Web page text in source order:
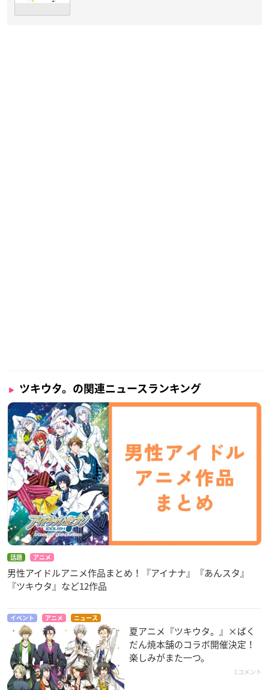
ツキウタ。の関連ニュースランキング
話題 アニメ
男性アイドルアニメ作品まとめ！『アイナナ』『あんスタ』
『ツキウタ』など12作品
イベント アニメ ニュース
夏アニメ『ツキウタ。』×ばく
だん焼本舗のコラボ開催決定！
楽しみがまた一つ。
1コメント